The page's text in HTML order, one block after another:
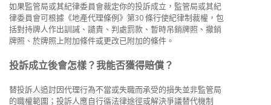
如果監管局或其紀律委員會裁定你的投訴成立，監管局或其紀
律委員會可根據《地產代理條例》第30 條行使紀律制裁權，包
括對持牌人作出訓誡、譴責、判處罰款、暫時吊銷牌照、撤銷
牌照、於牌照上附加條件或更改已附加的條件。
投訴成立後會怎樣？我能否獲得賠償？
替投訴人追討因代理行為不當或失職而承受的損失並非監管局
的職權範圍；投訴人應自行循法律途徑或解決爭議替代機制